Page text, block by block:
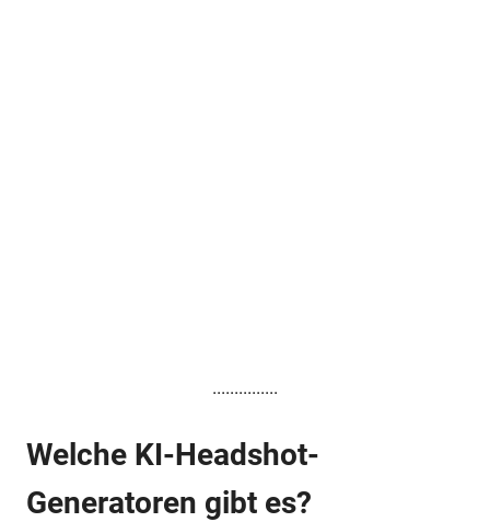
...............
Welche KI-Headshot-
Generatoren gibt es?